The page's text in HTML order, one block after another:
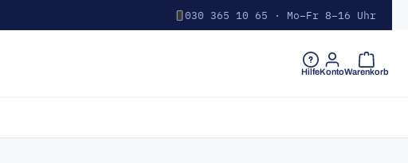
030 365 10 65 · Mo–Fr 8–16 Uhr
HilfeKontoWarenkorb